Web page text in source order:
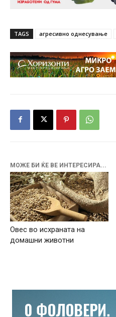
TAGS агресивно однесување
МОЖЕ БИ ЌЕ ВЕ ИНТЕРЕСИРА...
Овес во исхраната на
домашни животни